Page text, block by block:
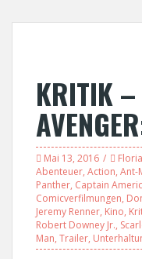
KRITIK –
Mai 13, 2016
Abenteuer, Action, Ant-
Panther, Captain
Comicverfilmungen,
Jeremy Renner, Kino,
Robert Downey Jr.,
Man, Trailer,